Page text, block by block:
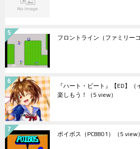
フロントライン（ファミリー
『ハート・ビート』【ED】
楽しもう！ （5 view）
ポイボス（PC8801） （5 view）